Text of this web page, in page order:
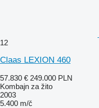
12
Claas LEXION 460
57.830 € 249.000 PLN
Kombajn za žito
2003
5.400 m/č